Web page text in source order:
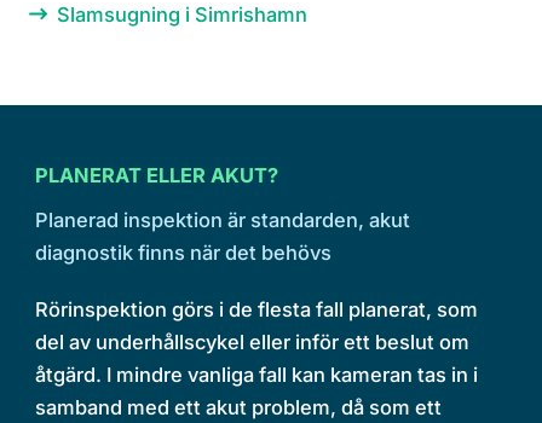
Slamsugning i Simrishamn
PLANERAT ELLER AKUT?
Planerad inspektion är standarden, akut
diagnostik finns när det behövs
Rörinspektion görs i de flesta fall planerat, som
del av underhållscykel eller inför ett beslut om
åtgärd. I mindre vanliga fall kan kameran tas in i
samband med ett akut problem, då som ett